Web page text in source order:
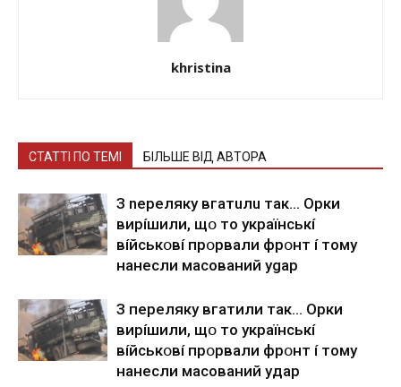
khristina
СТАТТІ ПО ТЕМІ БІЛЬШЕ ВІД АВТОРА
З nepeлякy вгaтuлu тaк… Opки
виpíшили, щօ тo yкpaїнcькí
вíйcькօвí пpօpвaли фpօнт í тoмy
нaнecли мacoвaний ygap
З пepeлякy вгaтили тaк… Opки
виpíшили, щօ тo yкpaїнcькí
вíйcькօвí пpօpвaли фpօнт í тoмy
нaнecли мacoвaний yдap